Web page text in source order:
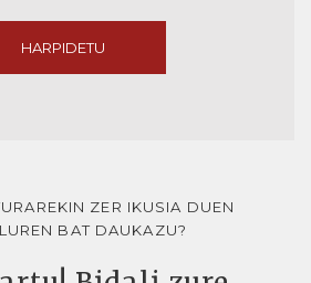
HARPIDETU
ZER IKUSIA DUEN
BAT DAUKAZU?